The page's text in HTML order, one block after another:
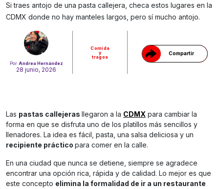
Por Andrea Hernández
28 junio, 2026
Comida
y
tragos
Compartir
Gracias!
Si traes antojo de una pasta callejera, checa estos lugares en la
CDMX donde no hay manteles largos, pero sí mucho antojo.
Las pastas callejeras llegaron a la CDMX para cambiar la
forma en que se disfruta uno de los platillos más sencillos y
llenadores. La idea es fácil, pasta, una salsa deliciosa y un
recipiente práctico para comer en la calle.
En una ciudad que nunca se detiene, siempre se agradece
encontrar una opción rica, rápida y de calidad. Lo mejor es que
este concepto elimina la formalidad de ir a un restaurante